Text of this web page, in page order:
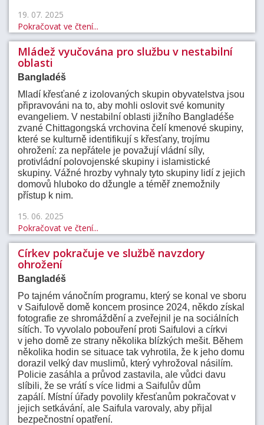
19. 07. 2025
Pokračovat ve čtení...
Mládež vyučována pro službu v nestabilní
oblasti
Bangladéš
Mladí křesťané z izolovaných skupin obyvatelstva jsou
připravováni na to, aby mohli oslovit své komunity
evangeliem. V nestabilní oblasti jižního Bangladéše
zvané Chittagongská vrchovina čelí kmenové skupiny,
které se kulturně identifikují s křesťany, trojímu
ohrožení: za nepřátele je považují vládní síly,
protivládní polovojenské skupiny i islamistické
skupiny. Vážné hrozby vyhnaly tyto skupiny lidí z jejich
domovů hluboko do džungle a téměř znemožnily
přístup k nim.
15. 06. 2025
Pokračovat ve čtení...
Církev pokračuje ve službě navzdory
ohrožení
Bangladéš
Po tajném vánočním programu, který se konal ve sboru
v Saifulově domě koncem prosince 2024, někdo získal
fotografie ze shromáždění a zveřejnil je na sociálních
sítích. To vyvolalo pobouření proti Saifulovi a církvi
v jeho domě ze strany několika blízkých mešit. Během
několika hodin se situace tak vyhrotila, že k jeho domu
dorazil velký dav muslimů, který vyhrožoval násilím.
Policie zasáhla a průvod zastavila, ale vůdci davu
slíbili, že se vrátí s více lidmi a Saifulův dům
zapálí. Místní úřady povolily křesťanům pokračovat v
jejich setkávání, ale Saifula varovaly, aby přijal
bezpečnostní opatření.